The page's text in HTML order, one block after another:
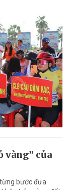
vàng” của
bước đưa